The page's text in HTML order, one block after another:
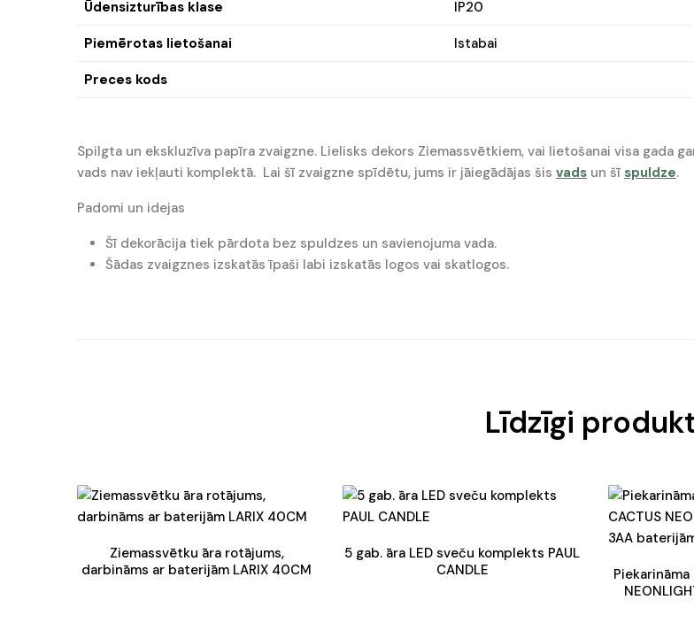
Ūdensizturības klase IP20
Piemērotas lietošanai Istabai
Preces kods
Spilgta un ekskluzīva papīra zvaigzne. Lielisks dekors Ziemassvētkiem, vai lietošanai visa gada
vads nav iekļauti komplektā. Lai šī zvaigzne spīdētu, jums ir jāiegādājas šis vads un šī spuldze.
Padomi un idejas
Šī dekorācija tiek pārdota bez spuldzes un savienojuma vada.
Šādas zvaigznes izskatās īpaši labi izskatās logos vai skatlogos.
Līdzīgi
Ziemassvētku āra rotājums,
darbināms ar baterijām LARIX 40CM
5 gab. āra LED sveču komplekts PAUL
CANDLE
Piekarināma